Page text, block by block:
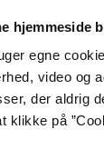
hjemmeside
egne
video og
der aldrig
klikke på